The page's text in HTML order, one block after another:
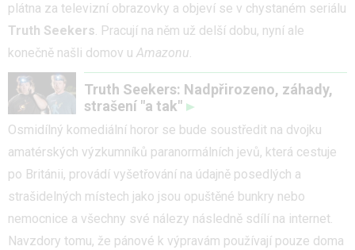
plátna za televizní obrazovky a objeví se v chystaném seriálu
Truth Seekers. Pracují na něm už delší dobu, nyní ale
konečně našli domov u Amazonu.
Truth Seekers: Nadpřirozeno, záhady,
strašení "a tak"
Osmidílný komediální horor se bude soustředit na dvojku
amatérských výzkumníků paranormálních jevů, která cestuje
po Británii, provádí vyšetřování na údajně posedlých a
strašidelných místech jako jsou opuštěné bunkry nebo
nemocnice a všechny své nálezy následně sdílí na internet.
Navzdory tomu, že pánové k výpravám používají pouze doma